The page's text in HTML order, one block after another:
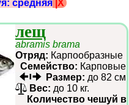
средняя |X
лещ
abramis brama
Отряд: Карпообразные
Семейство: Карповые
Размер: до 82 см
Вес: до 10 кг.
Количество чешуй в